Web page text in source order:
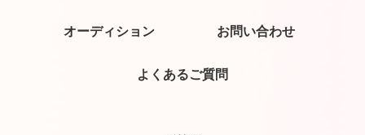
オーディション お問い合わせ
よくあるご質問